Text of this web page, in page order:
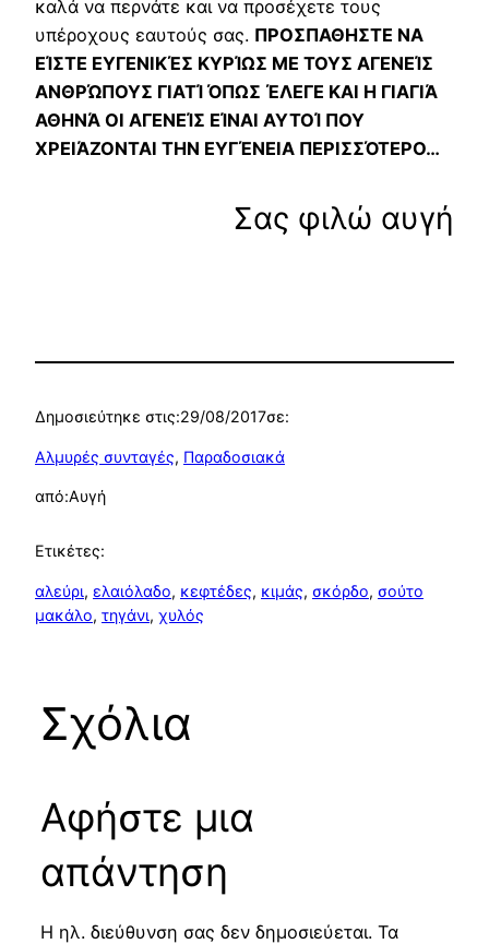
καλά να περνάτε και να προσέχετε τους
υπέροχους εαυτούς σας. ΠΡΟΣΠΑΘΗΣΤΕ ΝΑ
ΕΊΣΤΕ ΕΥΓΕΝΙΚΈΣ ΚΥΡΊΩΣ ΜΕ ΤΟΥΣ ΑΓΕΝΕΊΣ
ΑΝΘΡΏΠΟΥΣ ΓΙΑΤΊ ΌΠΩΣ ΈΛΕΓΕ ΚΑΙ Η ΓΙΑΓΙΆ
ΑΘΗΝΆ ΟΙ ΑΓΕΝΕΊΣ ΕΊΝΑΙ ΑΥΤΟΊ ΠΟΥ
ΧΡΕΙΆΖΟΝΤΑΙ ΤΗΝ ΕΥΓΈΝΕΙΑ ΠΕΡΙΣΣΌΤΕΡΟ…
Σας φιλώ αυγή
Δημοσιεύτηκε στις:29/08/2017σε:
Αλμυρές συνταγές, Παραδοσιακά
από:Αυγή
Ετικέτες:
αλεύρι, ελαιόλαδο, κεφτέδες, κιμάς, σκόρδο, σούτο
μακάλο, τηγάνι, χυλός
Σχόλια
Αφήστε μια
απάντηση
Η ηλ. διεύθυνση σας δεν δημοσιεύεται. Τα